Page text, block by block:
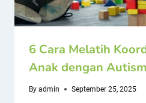
6 Cara Melatih
Anak dengan
By admin September 25, 2025